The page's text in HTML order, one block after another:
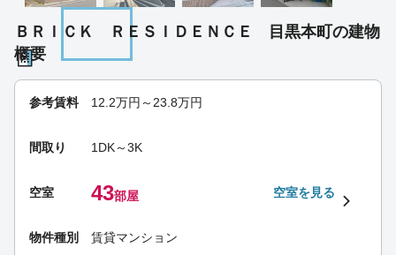
ＢＲＩＣＫ ＲＥＳＩＤＥＮＣＥ 目黒本町の建物
概要
参考賃料 12.2万円～23.8万円
間取り 1DK～3K
空室 43部屋 空室を見る
物件種別 賃貸マンション